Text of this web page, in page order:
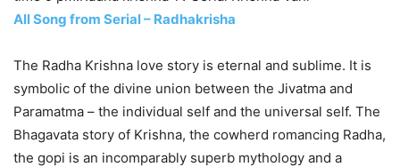
All Song from Serial – Radhakrisha
The Radha Krishna love story is eternal and sublime. It is
symbolic of the divine union between the Jivatma and
Paramatma – the individual self and the universal self. The
Bhagavata story of Krishna, the cowherd romancing Radha,
the gopi is an incomparably superb mythology and a